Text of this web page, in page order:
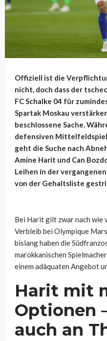
Offiziell ist die
nicht, doch dass der
FC Schalke 04 für
Spartak Moskau
beschlossene Sache.
defensiven
geht die Suche nach
Amine Harit und Can
Leihen in der
von der Gehaltsliste
Bei Harit gilt zwar nach
Verbleib bei Olympique
bislang haben die
marokkanischen
einem adäquaten Angebot
Harit mit
Optionen
auch an